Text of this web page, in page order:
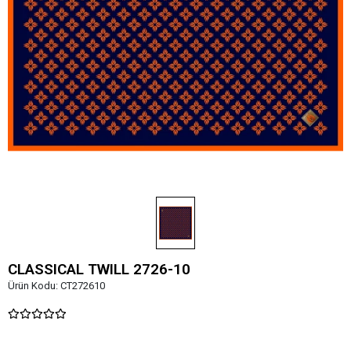
CLASSICAL TWILL 2726-10
Ürün Kodu: CT272610